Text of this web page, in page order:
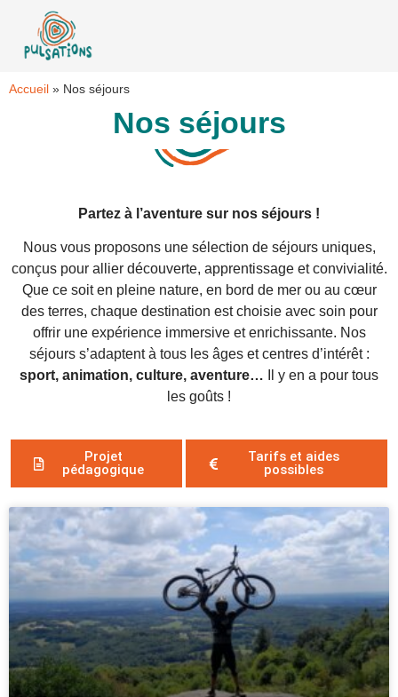
Accueil » Nos séjours
Nos séjours
Partez à l’aventure sur nos séjours !
Nous vous proposons une sélection de séjours uniques,
conçus pour allier découverte, apprentissage et convivialité.
Que ce soit en pleine nature, en bord de mer ou au cœur
des terres, chaque destination est choisie avec soin pour
offrir une expérience immersive et enrichissante. Nos
séjours s’adaptent à tous les âges et centres d’intérêt :
sport, animation, culture, aventure… Il y en a pour tous
les goûts !
Projet
pédagogique
Tarifs et aides
possibles